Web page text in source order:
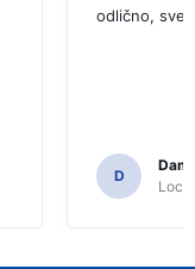
odlično, sve
D